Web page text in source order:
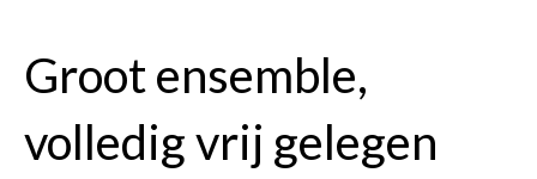
Groot ensemble,
volledig vrij gelegen